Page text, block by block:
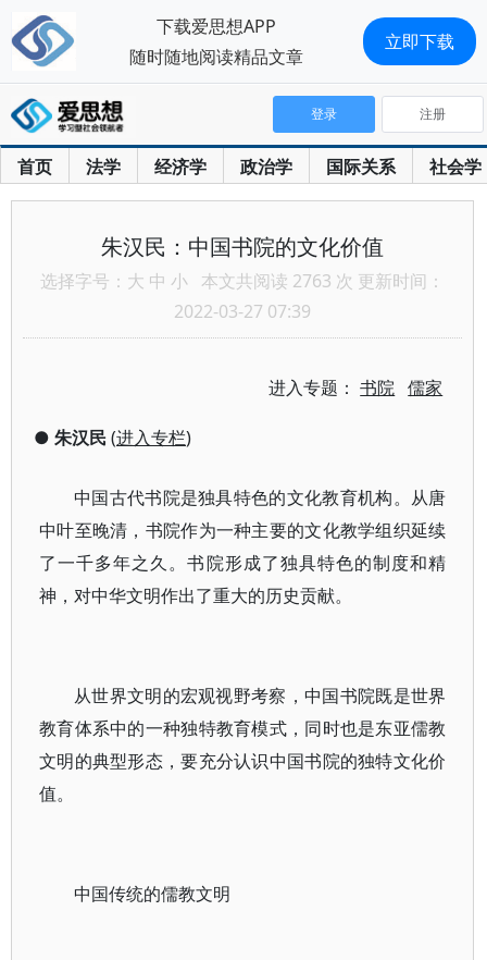
首页 法学 经济学 政治学 国际关系 社会学
登录 注册
朱汉民：中国书院的文化价值
选择字号： 大 中 小 本文共阅读 2763 次 更新时间：
2022-03-27 07:39
进入专题：书院 儒家
● 朱汉民(进入专栏)
中国古代书院是独具特色的文化教育机构。从唐
中叶至晚清，书院作为一种主要的文化教学组织延续
了一千多年之久。书院形成了独具特色的制度和精
神，对中华文明作出了重大的历史贡献。
从世界文明的宏观视野考察，中国书院既是世界
教育体系中的一种独特教育模式，同时也是东亚儒教
文明的典型形态，要充分认识中国书院的独特文化价
值。
中国传统的儒教文明
下载爱思想APP
随时随地阅读精品文章
立即下载